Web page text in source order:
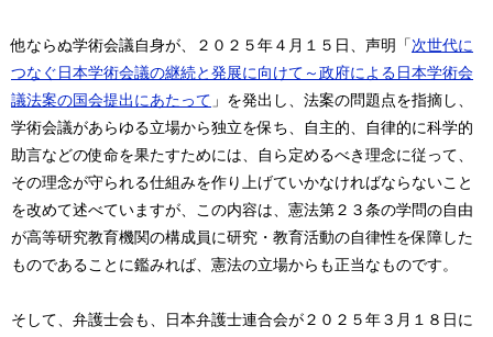
他ならぬ学術会議自身が、２０２５年４月１５日、声明「次世代に
つなぐ日本学術会議の継続と発展に向けて～政府による日本学術会
議法案の国会提出にあたって 」を発出し、法案の問題点を指摘し、
学術会議があらゆる立場から独立を保ち、自主的、自律的に科学的
助言などの使命を果たすためには、自ら定めるべき理念に従って、
その理念が守られる仕組みを作り上げていかなければならないこと
を改めて述べていますが、この内容は、憲法第２３条の学問の自由
が高等研究教育機関の構成員に研究・教育活動の自律性を保障した
ものであることに鑑みれば、憲法の立場からも正当なものです。
そして、弁護士会も、日本弁護士連合会が２０２５年３月１８日に